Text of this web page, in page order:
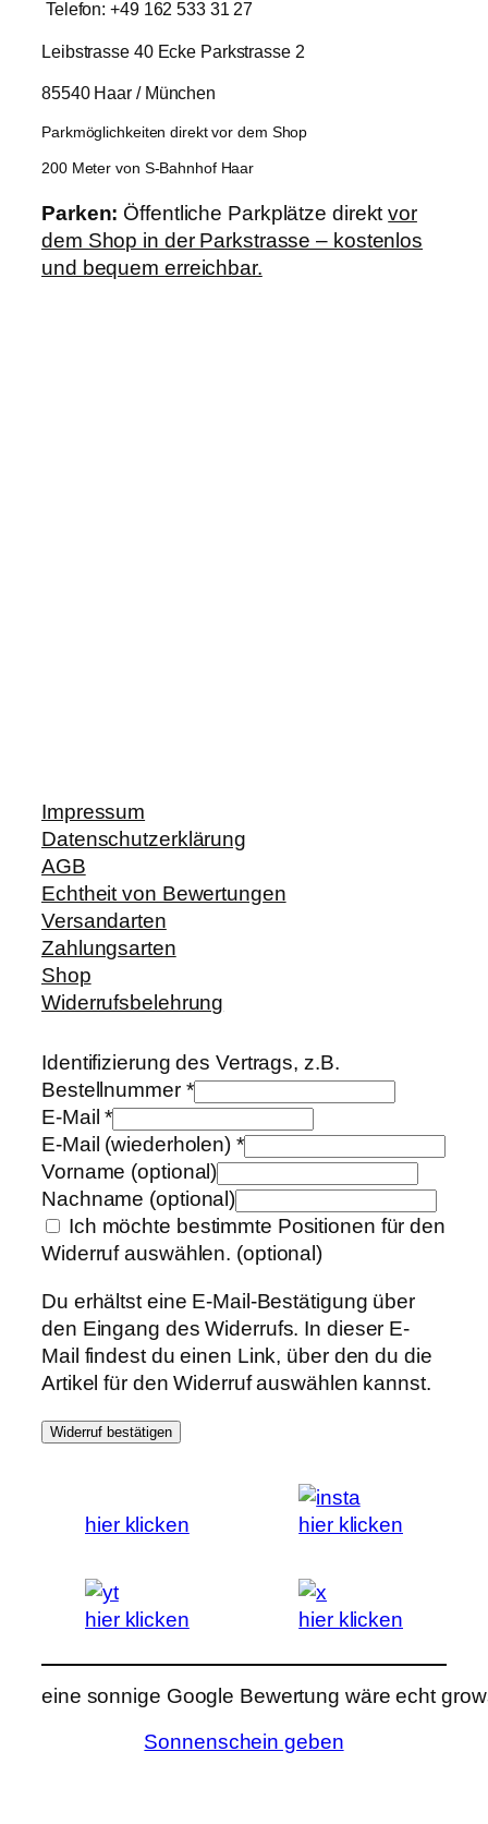
Telefon: +49 162 533 31 27
Leibstrasse 40 Ecke Parkstrasse 2
85540 Haar / München
Parkmöglichkeiten direkt vor dem Shop
200 Meter von S-Bahnhof Haar
Parken: Öffentliche Parkplätze direktvor
dem Shop in der Parkstrasse – kostenlos
und bequem erreichbar.
Impressum
Datenschutzerklärung
AGB
Echtheit von Bewertungen
Versandarten
Zahlungsarten
Shop
Widerrufsbelehrung
Identifizierung des Vertrags, z.B.
Bestellnummer *
E-Mail*
E-Mail (wiederholen) *
Vorname (optional)
Nachname (optional)
Ich möchte bestimmte Positionen für den
Widerruf auswählen. (optional)
Du erhältst eine E-Mail-Bestätigung über
den Eingang des Widerrufs. In dieser E-
Mail findest du einen Link, über den du die
Artikel für den Widerruf auswählen kannst.
Widerruf bestätigen
hier klicken hier klicken
hier klicken hier klicken
eine sonnige Google Bewertung wäre echt
Sonnenschein geben